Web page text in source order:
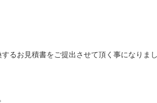
るお見積書をご提出させて頂く事になりま